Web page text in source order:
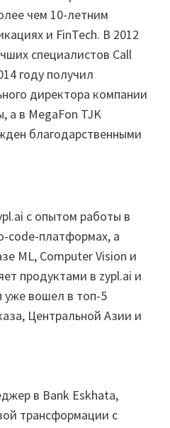
чем 10-летним
и FinTech. В 2012
специалистов Call
году получил
директора компании
а в MegaFon TJK
благодарственными
с опытом работы в
code-платформах, а
ML, Computer Vision и
продуктами в zypl.ai и
уже вошел в топ-5
Центральной Азии и
в Bank Eskhata,
трансформации с